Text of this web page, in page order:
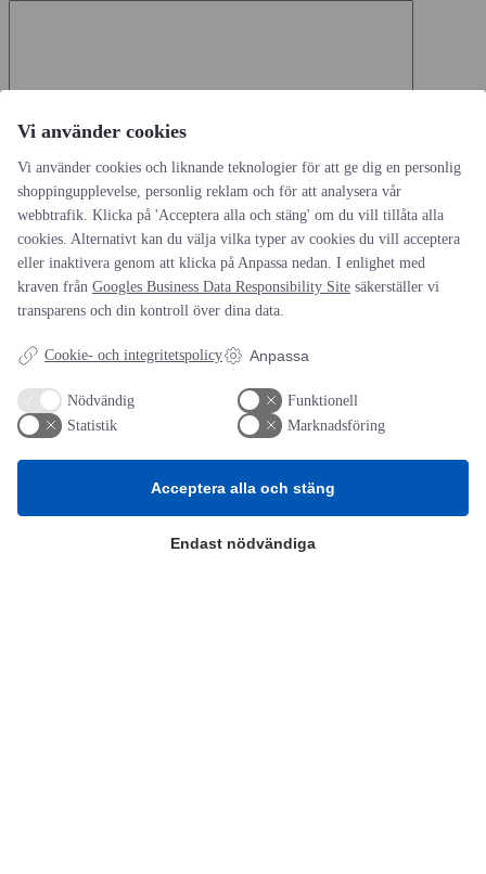
Namn*
E-postadress*
Webbplats
Spara mitt namn, min e-postadress och webbplats i denna
webbläsare till nästa gång jag skriver en kommentar.
AOTI
Om oss
Vi använder cookies
Vi använder cookies och liknande teknologier för att ge dig en personlig
shoppingupplevelse, personlig reklam och för att analysera vår
webbtrafik. Klicka på 'Acceptera alla och stäng' om du vill tillåta alla
cookies. Alternativt kan du välja vilka typer av cookies du vill acceptera
eller inaktivera genom att klicka på Anpassa nedan. I enlighet med
kraven från Googles Business Data Responsibility Site säkerställer vi
transparens och din kontroll över dina data.
Cookie- och integritetspolicy Anpassa
Nödvändig
Funktionell
Statistik
Marknadsföring
Endast nödvändiga
Acceptera alla och stäng